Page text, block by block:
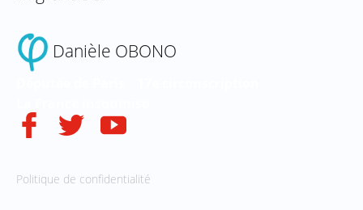
Danièle OBONO
Politique de confidentialité